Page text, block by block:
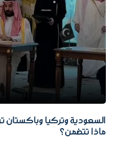
السعودية وتركيا وباكستان
ماذا تتضمن؟